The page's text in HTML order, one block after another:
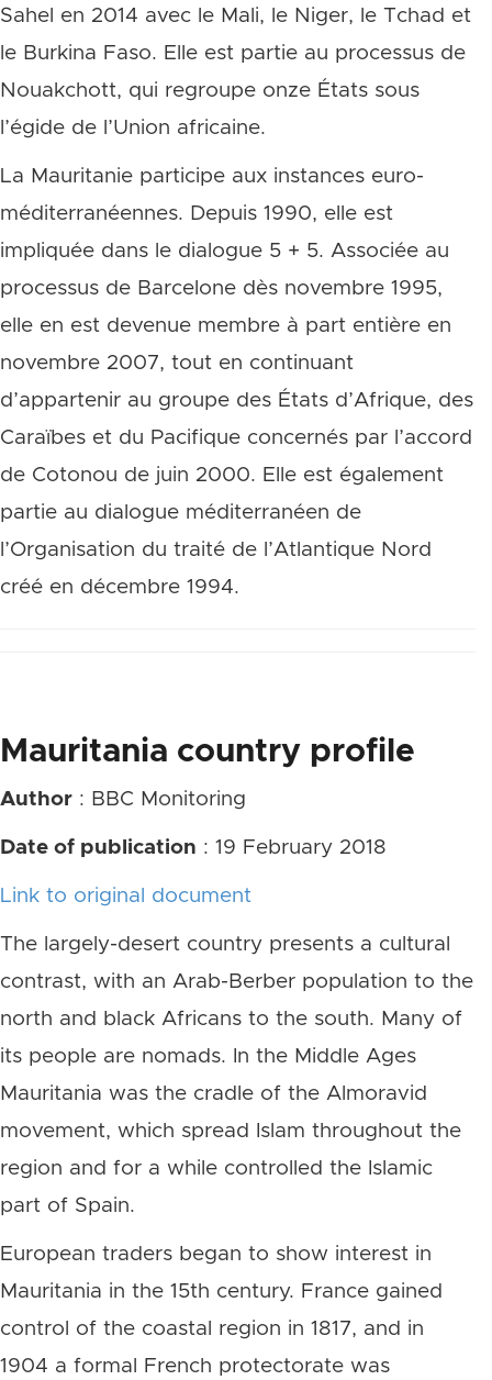
Sahel en 2014 avec le Mali, le Niger, le Tchad et
le Burkina Faso. Elle est partie au processus de
Nouakchott, qui regroupe onze États sous
l’égide de l’Union africaine.
La Mauritanie participe aux instances euro-
méditerranéennes. Depuis 1990, elle est
impliquée dans le dialogue 5 + 5. Associée au
processus de Barcelone dès novembre 1995,
elle en est devenue membre à part entière en
novembre 2007, tout en continuant
d’appartenir au groupe des États d’Afrique, des
Caraïbes et du Pacifique concernés par l’accord
de Cotonou de juin 2000. Elle est également
partie au dialogue méditerranéen de
l’Organisation du traité de l’Atlantique Nord
créé en décembre 1994.
Mauritania country profile
Author : BBC Monitoring
Date of publication : 19 February 2018
Link to original document
The largely-desert country presents a cultural
contrast, with an Arab-Berber population to the
north and black Africans to the south. Many of
its people are nomads. In the Middle Ages
Mauritania was the cradle of the Almoravid
movement, which spread Islam throughout the
region and for a while controlled the Islamic
part of Spain.
European traders began to show interest in
Mauritania in the 15th century. France gained
control of the coastal region in 1817, and in
1904 a formal French protectorate was